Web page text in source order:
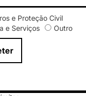
e Proteção Civil
e Serviços
Outro